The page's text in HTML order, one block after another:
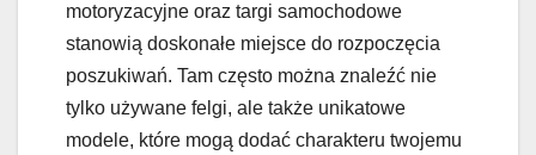
motoryzacyjne oraz targi samochodowe
stanowią doskonałe miejsce do rozpoczęcia
poszukiwań. Tam często można znaleźć nie
tylko używane felgi, ale także unikatowe
modele, które mogą dodać charakteru twojemu